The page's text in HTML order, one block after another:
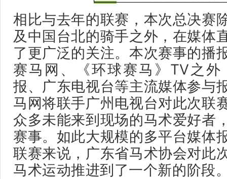
相比与去年的联赛，本次总决赛
及中国台北的骑手之外，在媒体
了更广泛的关注。本次赛事的播
赛马网、《环球赛马》TV之
报、广东电视台等主流媒体参与
马网将联手广州电视台对此次联
众多未能来到现场的马术爱好者
赛事。如此大规模的多平台媒体
联赛来说，广东省马术协会对此
马术运动推进到了一个新的阶